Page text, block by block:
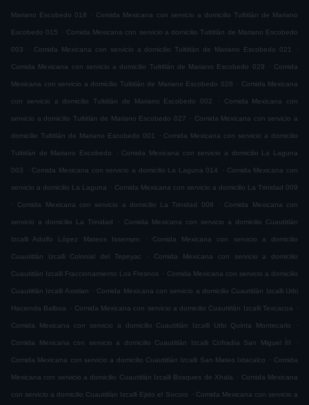
Mariano Escobedo 018 . Comida Mexicana con servicio a domicilio Tultitlán de Mariano
Escobedo 015 . Comida Mexicana con servicio a domicilio Tultitlán de Mariano Escobedo
003 . Comida Mexicana con servicio a domicilio Tultitlán de Mariano Escobedo 021 .
Comida Mexicana con servicio a domicilio Tultitlán de Mariano Escobedo 029 . Comida
Mexicana con servicio a domicilio Tultitlán de Mariano Escobedo 028 . Comida Mexicana
con servicio a domicilio Tultitlán de Mariano Escobedo 002 . Comida Mexicana con
servicio a domicilio Tultitlán de Mariano Escobedo 027 . Comida Mexicana con servicio a
domicilio Tultitlán de Mariano Escobedo 001 . Comida Mexicana con servicio a domicilio
Tultitlán de Mariano Escobedo . Comida Mexicana con servicio a domicilio La Laguna
003 . Comida Mexicana con servicio a domicilio La Laguna 014 . Comida Mexicana con
servicio a domicilio La Laguna . Comida Mexicana con servicio a domicilio La Trinidad 009
.
Comida Mexicana con servicio a domicilio La Trinidad 008 . Comida Mexicana con
servicio a domicilio La Trinidad . Comida Mexicana con servicio a domicilio Cuautitlán
Izcalli Adolfo López Mateos Issemym . Comida Mexicana con servicio a domicilio
Cuautitlán Izcalli Colonial del Tepeyac . Comida Mexicana con servicio a domicilio
Cuautitlán Izcalli Fraccionamiento Los Fresnos . Comida Mexicana con servicio a domicilio
Cuautitlán Izcalli Axotlan . Comida Mexicana con servicio a domicilio Cuautitlán Izcalli Urbi
Hacienda Balboa . Comida Mexicana con servicio a domicilio Cuautitlán Izcalli Texcacoa .
Comida Mexicana con servicio a domicilio Cuautitlán Izcalli Urbi Quinta Montecarlo .
Comida Mexicana con servicio a domicilio Cuautitlán Izcalli Cofradía San Miguel ÌII .
Comida Mexicana con servicio a domicilio Cuautitlán Izcalli San Mateo Ixtacalco . Comida
Mexicana con servicio a domicilio Cuautitlán Izcalli Bosques de Xhala . Comida Mexicana
con servicio a domicilio Cuautitlán Izcalli Ejido el Socoro . Comida Mexicana con servicio a